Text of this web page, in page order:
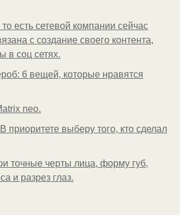
есть сетевой компании сейчас
с создание своего контента,
в соц сетях.
6 вещей, которые нравятся
neo.
приоритете выберу того, кто сделал
точные черты лица, форму губ,
и разрез глаз.